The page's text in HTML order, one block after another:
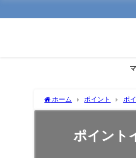
ホーム ポイント ポ
ポイント